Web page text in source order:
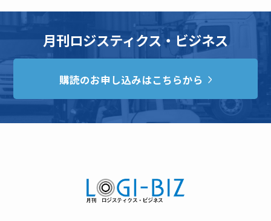
月刊ロジスティクス・ビジネス
購読のお申し込みはこちらから